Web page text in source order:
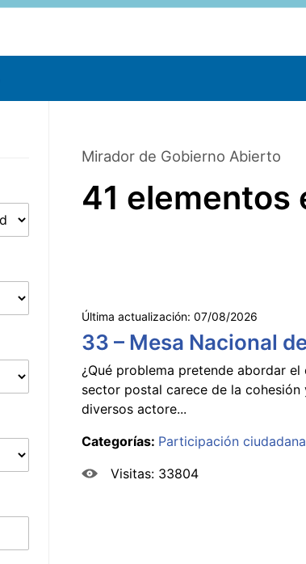
Mirador de Gobierno Abierto
41 elementos
Última actualización: 07/08/2026
33 – Mesa Nacional
¿Qué problema pretende abordar
sector postal carece de la
diversos actore...
Categorías: Participación ciudadana
Visitas: 33804